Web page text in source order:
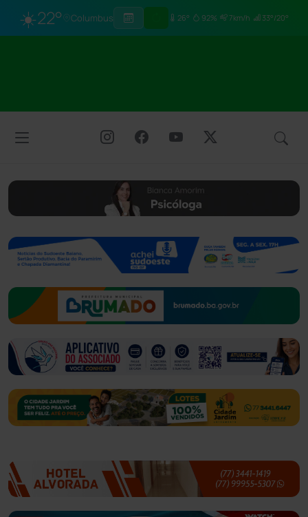
☀️22° Columbus 26° 92% 7km/h 33°/20°